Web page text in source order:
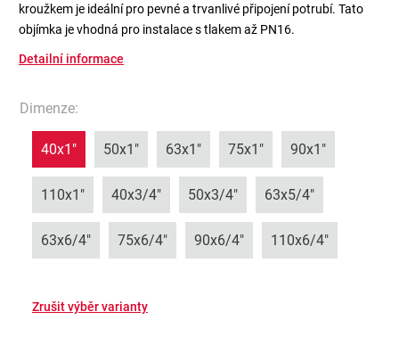
kroužkem je ideální pro pevné a trvanlivé připojení potrubí. Tato
objímka je vhodná pro instalace s tlakem až PN16.
Detailní informace
Dimenze:
40x1" 50x1" 63x1" 75x1" 90x1"
110x1" 40x3/4" 50x3/4" 63x5/4"
63x6/4" 75x6/4" 90x6/4" 110x6/4"